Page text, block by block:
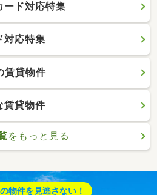
ード対応特集
対応特集
賃貸物件
賃貸物件
をもっと見る
物件を見逃さない！